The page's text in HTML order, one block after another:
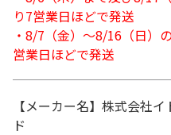
り7営業日ほどで発送
・8/7（金）～8/16（日）
営業日ほどで発送
【メーカー名】株式会社
ド